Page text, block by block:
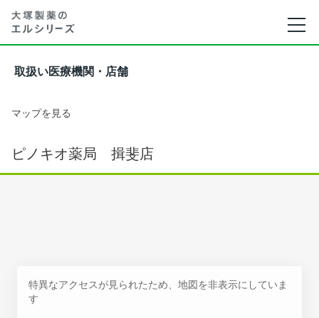
取扱い医療機関・店舗
マップを見る
ピノキオ薬局 揖斐店
特異なアクセスが見られたため、地図を非表示にしていま
す